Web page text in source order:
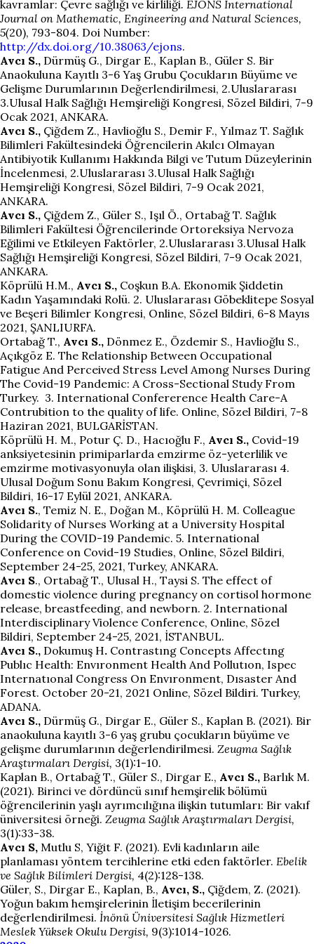
kavramlar: Çevre sağlığı ve kirliliği. EJONS International
Journal on Mathematic, Engineering and Natural Sciences,
5(20), 793-804. Doi Number:
http://dx.doi.org/10.38063/ejons.
Avcı S., Dürmüş G., Dirgar E., Kaplan B., Güler S. Bir
Anaokuluna Kayıtlı 3-6 Yaş Grubu Çocukların Büyüme ve
Gelişme Durumlarının Değerlendirilmesi, 2.Uluslararası
3.Ulusal Halk Sağlığı Hemşireliği Kongresi, Sözel Bildiri, 7-9
Ocak 2021, ANKARA.
Avcı S., Çiğdem Z., Havlioğlu S., Demir F., Yılmaz T. Sağlık
Bilimleri Fakültesindeki Öğrencilerin Akılcı Olmayan
Antibiyotik Kullanımı Hakkında Bilgi ve Tutum Düzeylerinin
İncelenmesi, 2.Uluslararası 3.Ulusal Halk Sağlığı
Hemşireliği Kongresi, Sözel Bildiri, 7-9 Ocak 2021,
ANKARA.
Avcı S., Çiğdem Z., Güler S., Işıl Ö., Ortabağ T. Sağlık
Bilimleri Fakültesi Öğrencilerinde Ortoreksiya Nervoza
Eğilimi ve Etkileyen Faktörler, 2.Uluslararası 3.Ulusal Halk
Sağlığı Hemşireliği Kongresi, Sözel Bildiri, 7-9 Ocak 2021,
ANKARA.
Köprülü H.M., Avcı S., Coşkun B.A. Ekonomik Şiddetin
Kadın Yaşamındaki Rolü. 2. Uluslararası Göbeklitepe Sosyal
ve Beşeri Bilimler Kongresi, Online, Sözel Bildiri, 6-8 Mayıs
2021, ŞANLIURFA.
Ortabağ T., Avcı S., Dönmez E., Özdemir S., Havlioğlu S.,
Açıkgöz E. The Relationship Between Occupational
Fatigue And Perceived Stress Level Among Nurses During
The Covid-19 Pandemic: A Cross-Sectional Study From
Turkey. 3. International Confererence Health Care-A
Contrubition to the quality of life. Online, Sözel Bildiri, 7-8
Haziran 2021, BULGARİSTAN.
Köprülü H. M., Potur Ç. D., Hacıoğlu F., Avcı S., Covid-19
anksiyetesinin primiparlarda emzirme öz-yeterlilik ve
emzirme motivasyonuyla olan ilişkisi, 3. Uluslararası 4.
Ulusal Doğum Sonu Bakım Kongresi, Çevrimiçi, Sözel
Bildiri, 16-17 Eylül 2021, ANKARA.
Avcı S., Temiz N. E., Doğan M., Köprülü H. M. Colleague
Solidarity of Nurses Working at a University Hospital
During the COVID-19 Pandemic. 5. International
Conference on Covid-19 Studies, Online, Sözel Bildiri,
September 24-25, 2021, Turkey, ANKARA.
Avcı S., Ortabağ T., Ulusal H., Taysi S. The effect of
domestic violence during pregnancy on cortisol hormone
release, breastfeeding, and newborn. 2. International
Interdisciplinary Violence Conference, Online, Sözel
Bildiri, September 24-25, 2021, İSTANBUL.
Avcı S., Dokumuş H. Contrastıng Concepts Affectıng
Publıc Health: Envıronment Health And Pollutıon, Ispec
Internatıonal Congress On Envıronment, Dısaster And
Forest. October 20-21, 2021 Online, Sözel Bildiri. Turkey,
ADANA.
Avcı S., Dürmüş G., Dirgar E., Güler S., Kaplan B. (2021). Bir
anaokuluna kayıtlı 3-6 yaş grubu çocukların büyüme ve
gelişme durumlarının değerlendirilmesi. Zeugma Sağlık
Araştırmaları Dergisi, 3(1):1-10.
Kaplan B., Ortabağ T., Güler S., Dirgar E., Avcı S., Barlık M.
(2021). Birinci ve dördüncü sınıf hemşirelik bölümü
öğrencilerinin yaşlı ayrımcılığına ilişkin tutumları: Bir vakıf
üniversitesi örneği. Zeugma Sağlık Araştırmaları Dergisi,
3(1):33-38.
Avcı S, Mutlu S, Yiğit F. (2021). Evli kadınların aile
planlaması yöntem tercihlerine etki eden faktörler. Ebelik
ve Sağlık Bilimleri Dergisi, 4(2):128-138.
Güler, S., Dirgar E., Kaplan, B., Avcı, S., Çiğdem, Z. (2021).
Yoğun bakım hemşirelerinin İletişim becerilerinin
değerlendirilmesi. İnönü Üniversitesi Sağlık Hizmetleri
Meslek Yüksek Okulu Dergisi, 9(3):1014-1026.